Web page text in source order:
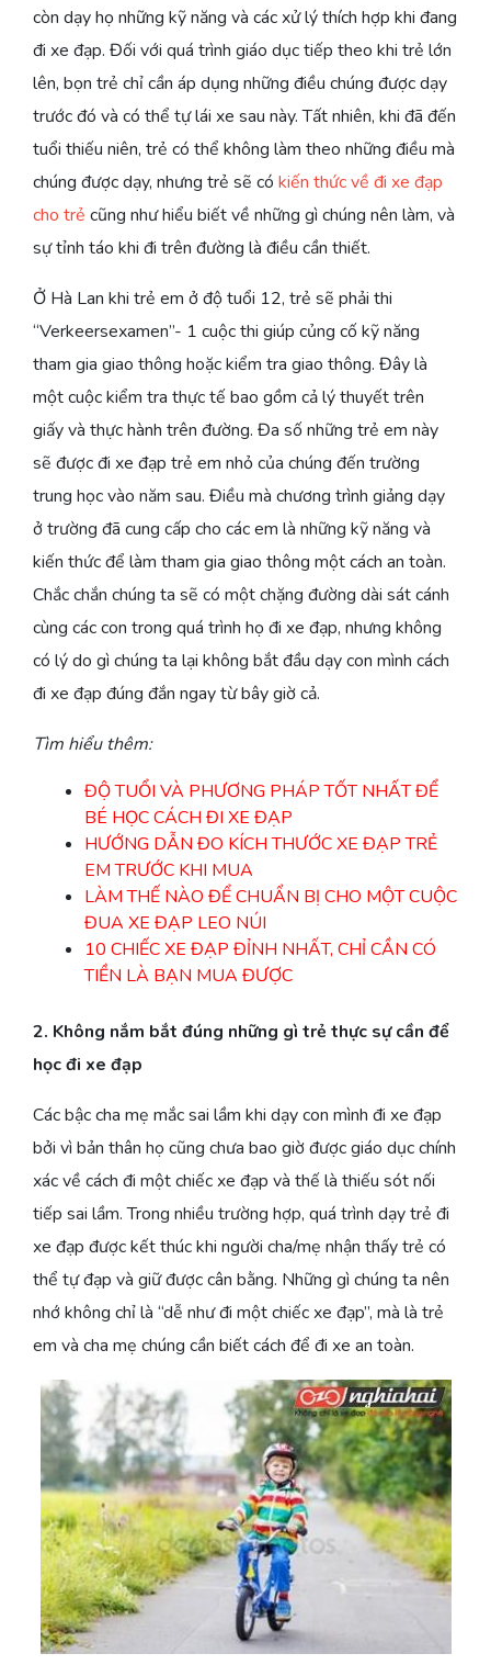
còn dạy họ những kỹ năng và các xử lý thích hợp khi đang
đi xe đạp. Đối với quá trình giáo dục tiếp theo khi trẻ lớn
lên, bọn trẻ chỉ cần áp dụng những điều chúng được dạy
trước đó và có thể tự lái xe sau này. Tất nhiên, khi đã đến
tuổi thiếu niên, trẻ có thể không làm theo những điều mà
chúng được dạy, nhưng trẻ sẽ có kiến thức về đi xe đạp
cho trẻ cũng như hiểu biết về những gì chúng nên làm, và
sự tỉnh táo khi đi trên đường là điều cần thiết.
Ở Hà Lan khi trẻ em ở độ tuổi 12, trẻ sẽ phải thi
“Verkeersexamen”- 1 cuộc thi giúp củng cố kỹ năng
tham gia giao thông hoặc kiểm tra giao thông. Đây là
một cuộc kiểm tra thực tế bao gồm cả lý thuyết trên
giấy và thực hành trên đường. Đa số những trẻ em này
sẽ được đi xe đạp trẻ em nhỏ của chúng đến trường
trung học vào năm sau. Điều mà chương trình giảng dạy
ở trường đã cung cấp cho các em là những kỹ năng và
kiến thức để làm tham gia giao thông một cách an toàn.
Chắc chắn chúng ta sẽ có một chặng đường dài sát cánh
cùng các con trong quá trình họ đi xe đạp, nhưng không
có lý do gì chúng ta lại không bắt đầu dạy con mình cách
đi xe đạp đúng đắn ngay từ bây giờ cả.
Tìm hiểu thêm:
ĐỘ TUỔI VÀ PHƯƠNG PHÁP TỐT NHẤT ĐỂ
BÉ HỌC CÁCH ĐI XE ĐẠP
HƯỚNG DẪN ĐO KÍCH THƯỚC XE ĐẠP TRẺ
EM TRƯỚC KHI MUA
LÀM THẾ NÀO ĐỂ CHUẨN BỊ CHO MỘT CUỘC
ĐUA XE ĐẠP LEO NÚI
10 CHIẾC XE ĐẠP ĐỈNH NHẤT, CHỈ CẦN CÓ
TIỀN LÀ BẠN MUA ĐƯỢC
2. Không nắm bắt đúng những gì trẻ thực sự cần để
học đi xe đạp
Các bậc cha mẹ mắc sai lầm khi dạy con mình đi xe đạp
bởi vì bản thân họ cũng chưa bao giờ được giáo dục chính
xác về cách đi một chiếc xe đạp và thế là thiếu sót nối
tiếp sai lầm. Trong nhiều trường hợp, quá trình dạy trẻ đi
xe đạp được kết thúc khi người cha/mẹ nhận thấy trẻ có
thể tự đạp và giữ được cân bằng. Những gì chúng ta nên
nhớ không chỉ là “dễ như đi một chiếc xe đạp”, mà là trẻ
em và cha mẹ chúng cần biết cách để đi xe an toàn.